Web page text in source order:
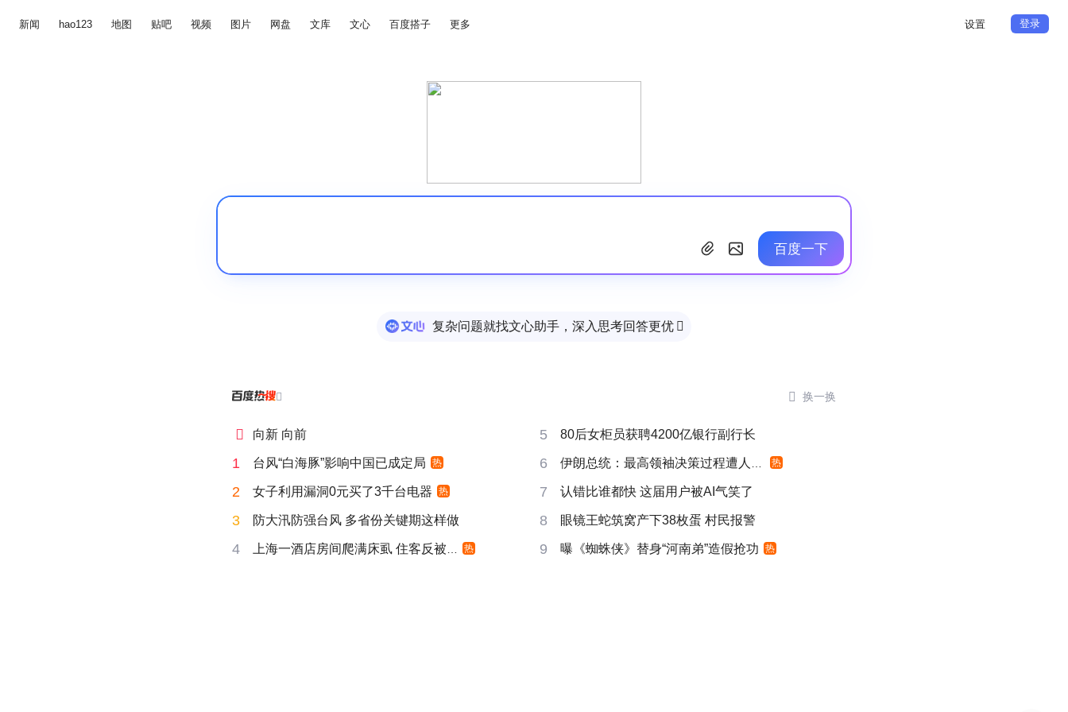
新闻 hao123 地图 贴吧 视频 图片 网盘 文库 文心 百度搭子 更多 设置 登录
百度一下
复杂问题就找文心助手，深入思考回答更优 
  换一换
 向新 向前 5 80后女柜员获聘4200亿银行副行长
1 台风“白海豚”影响中国已成定局 热 6 伊朗总统：最高领袖决策过程遭人利用 热
2 女子利用漏洞0元买了3千台电器 热 7 认错比谁都快 这届用户被AI气笑了
3 防大汛防强台风 多省份关键期这样做 8 眼镜王蛇筑窝产下38枚蛋 村民报警
4 上海一酒店房间爬满床虱 住客反被怼 热 9 曝《蜘蛛侠》替身“河南弟”造假抢功 热